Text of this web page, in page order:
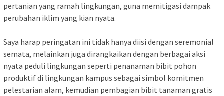
pertanian yang ramah lingkungan, guna memitigasi dampak
perubahan iklim yang kian nyata.
Saya harap ​peringatan ini tidak hanya diisi dengan seremonial
semata, melainkan juga dirangkaikan dengan berbagai aksi
nyata peduli lingkungan seperti penanaman bibit pohon
produktif di lingkungan kampus sebagai simbol komitmen
pelestarian alam, kemudian pembagian bibit tanaman gratis